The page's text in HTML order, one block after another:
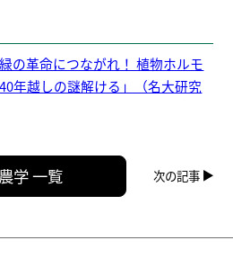
の革命につながれ！ 植物ホルモ
年越しの謎解ける」（名大研究
農学 一覧 次の記事